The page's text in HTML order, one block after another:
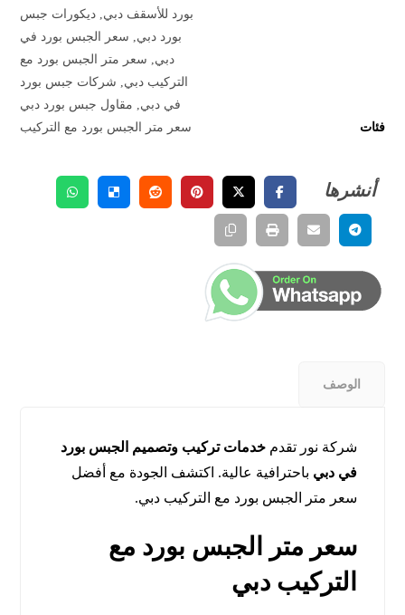
بورد للأسقف دبي ديكورات جبس
بورد دبي
سعر الجبس بورد في
دبي
سعر متر الجبس بورد مع
التركيب دبي
شركات جبس بورد
في دبي
مقاول جبس بورد دبي
فئات
سعر متر الجبس بورد مع التركيب
الوصف
شركة نور تقدمخدمات تركيب وتصميم الجبس بورد
في دبي باحترافية عالية. اكتشف الجودة مع أفضل
سعر متر الجبس بورد مع التركيب دبي.
سعر متر الجبس بورد مع
التركيب دبي